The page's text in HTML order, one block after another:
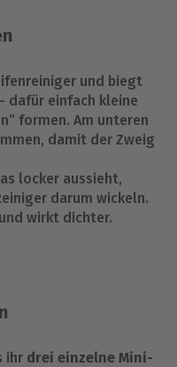
und biegt
dafür einfach kleine
formen. Am unteren
damit der Zweig
locker aussieht,
darum wickeln.
wirkt dichter.
ihr drei einzelne Mini-